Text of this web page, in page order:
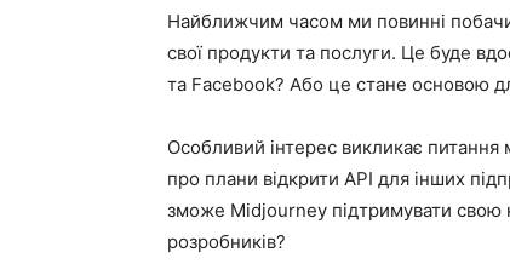
Найближчим часом ми повинні
свої продукти та послуги. Це буде
та Facebook? Або це стане основою
Особливий інтерес викликає
про плани відкрити API для інших
зможе Midjourney підтримувати свою
розробників?